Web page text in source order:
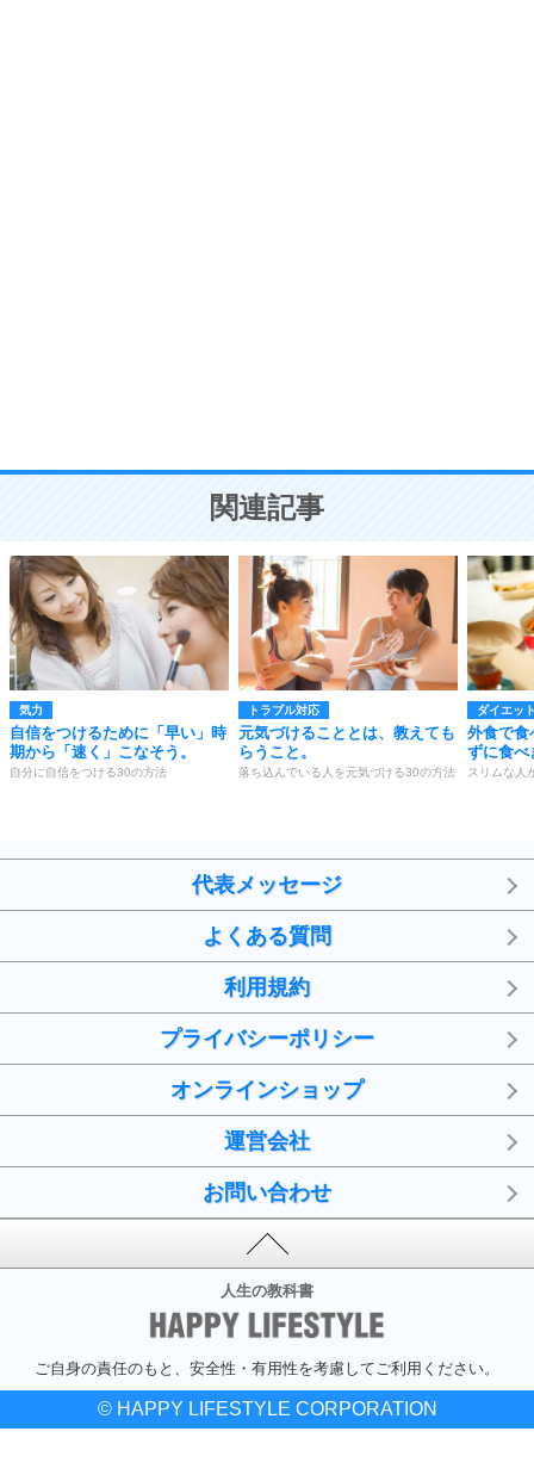
ことが大切。
関連記事
気力
自信をつけるために「早い」時
期から「速く」こなそう。
自分に自信をつける30の方法
トラブル対応
元気づけることとは、教えても
らうこと。
落ち込んでいる人を元気づける30の方法
ダイエッ
外食で食
ずに食べ
スリムな人
代表メッセージ
よくある質問
利用規約
プライバシーポリシー
オンラインショップ
運営会社
お問い合わせ
人生の教科書
ご自身の責任のもと、安全性・有用性を考慮してご利用ください。
© HAPPY LIFESTYLE CORPORATION